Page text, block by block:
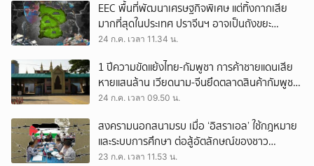
EEC พื้นที่พัฒนาเศรษฐกิจพิเศษ แต่ทิ้งกากเสีย
มากที่สุดในประเทศ ปราจีนฯ อาจเป็นถังขยะ
อุตสาหกรรมใบใหม่?
24 ก.ค. เวลา 11.34 น.
1 ปีความขัดแย้งไทย-กัมพูชา การค้าชายแดนเสีย
หายแสนล้าน เวียดนาม-จีนยึดตลาดสินค้ากัมพูชา
ทดแทนสินค้าไทย
24 ก.ค. เวลา 09.50 น.
สงครามนอกสนามรบ เมื่อ ‘อิสราเอล’ ใช้กฎหมาย
และระบบการศึกษา ต่อสู้อัตลักษณ์ของชาว
ปาเลสไตน์
23 ก.ค. เวลา 11.53 น.